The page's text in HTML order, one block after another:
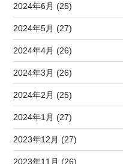
2024年6月 (25)
2024年5月 (27)
2024年4月 (26)
2024年3月 (26)
2024年2月 (25)
2024年1月 (27)
2023年12月 (27)
2023年11月 (26)